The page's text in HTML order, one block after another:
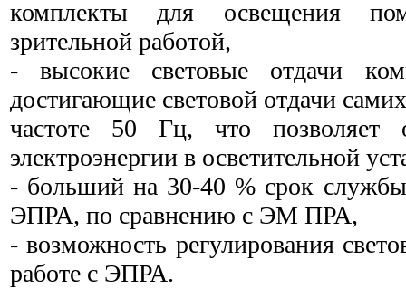
комплекты для освещения
зрительной работой,
- высокие световые отдачи
достигающие световой отдачи
частоте 50 Гц, что позволяет
электроэнергии в осветительной
- больший на 30-40 % срок
ЭПРА, по сравнению с ЭМ ПРА,
- возможность регулирования
работе с ЭПРА.